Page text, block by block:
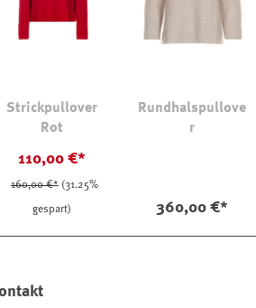
Strickpullover
Rot
110,00 €*
160,00 €* (31.25%
gespart)
Rundhalspullove
r
360,00 €*